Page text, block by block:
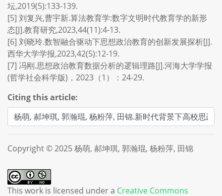
坛,2019(5):133-139.
[5] 刘复兴,曹宇新.算法教育学:数字文明时代教育学的新形
态[J].教育研究,2023,44(11):4-13.
[6] 刘晓玲.数智融合驱动下思想政治教育的创新发展探析[J].
西华大学学报,2023,42(5):12-19.
[7] 冯刚.思想政治教育数据分析的逻辑理路[J].河海大学学报
(哲学社会科学版)，2023（1）：24-29.
Citing this article:
Copyright © 2025 杨萌, 郝坤琪, 郭瀚琨, 杨粉萍, 田锦
This work is licensed under a Creative Commons